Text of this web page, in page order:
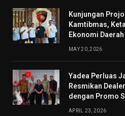
Kunjungan
Kamtibmas,
Ekonomi Daerah
MAY 20, 2026
Yadea Perluas
Resmikan
dengan Promo
APRIL 23, 2026